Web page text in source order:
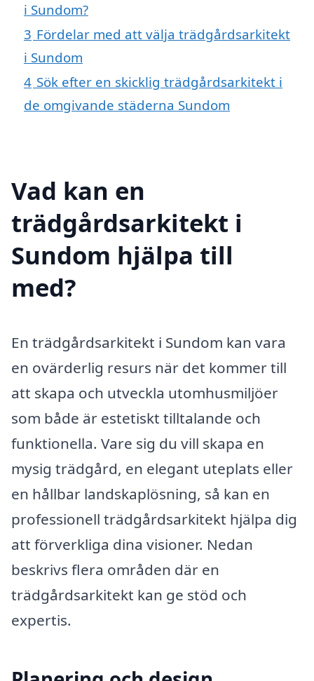
i Sundom?
3 Fördelar med att välja trädgårdsarkitekt
i Sundom
4 Sök efter en skicklig trädgårdsarkitekt i
de omgivande städerna Sundom
Vad kan en
trädgårdsarkitekt i
Sundom hjälpa till
med?
En trädgårdsarkitekt i Sundom kan vara
en ovärderlig resurs när det kommer till
att skapa och utveckla utomhusmiljöer
som både är estetiskt tilltalande och
funktionella. Vare sig du vill skapa en
mysig trädgård, en elegant uteplats eller
en hållbar landskaplösning, så kan en
professionell trädgårdsarkitekt hjälpa dig
att förverkliga dina visioner. Nedan
beskrivs flera områden där en
trädgårdsarkitekt kan ge stöd och
expertis.